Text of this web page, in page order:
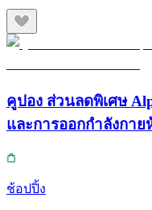
คูปอง ส่วนลดพิเศษ
และการออกกำลังกา
ช้อปปิ้ง